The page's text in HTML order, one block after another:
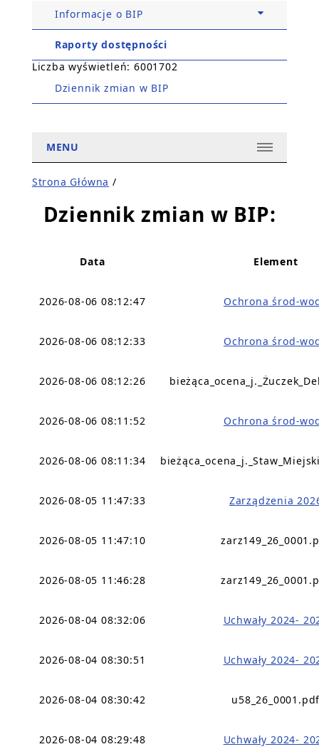
Informacje o BIP
Raporty dostępności
Liczba wyświetleń: 6001702
Dziennik zmian w BIP
MENU
Strona Główna /
Dziennik zmian w BIP:
Data Element
2026-08-06 08:12:47 Ochrona środ-
2026-08-06 08:12:33 Ochrona środ-
2026-08-06 08:12:26
2026-08-06 08:11:52 Ochrona środ-
2026-08-06 08:11:34
2026-08-05 11:47:33 Zarządzenia
2026-08-05 11:47:10
2026-08-05 11:46:28
2026-08-04 08:32:06 Uchwały 2024-
2026-08-04 08:30:51 Uchwały 2024-
2026-08-04 08:30:42
2026-08-04 08:29:48 Uchwały 2024-